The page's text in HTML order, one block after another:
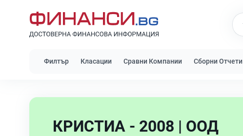
Филтър Класации Сравни Компании Сборни Отчети
КРИСТИА - 2008 | ООД